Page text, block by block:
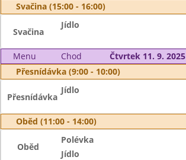
Svačina (15:00 - 16:00)
Svačina
Jídlo
Menu Chod
Čtvrtek 11. 9. 2025
Přesnídávka (9:00 - 10:00)
Přesnídávka
Jídlo
Oběd (11:00 - 14:00)
Oběd
Polévka
Jídlo